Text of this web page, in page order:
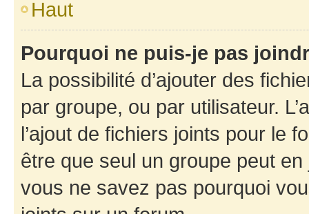
Haut
Pourquoi ne puis-je pas
La possibilité d’ajouter des
par groupe, ou par utilisateur.
l’ajout de fichiers joints pour le
être que seul un groupe peut
vous ne savez pas pourquoi